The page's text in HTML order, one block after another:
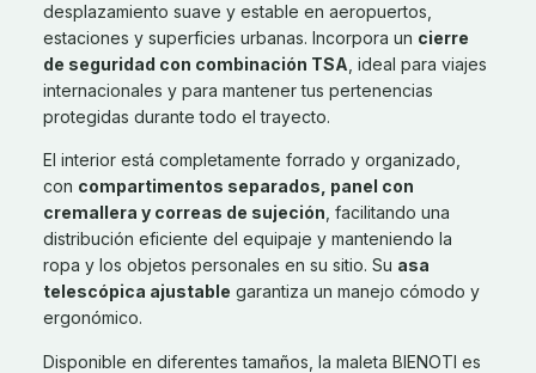
desplazamiento suave y estable en aeropuertos,
estaciones y superficies urbanas. Incorpora un cierre
de seguridad con combinación TSA , ideal para viajes
internacionales y para mantener tus pertenencias
protegidas durante todo el trayecto.
El interior está completamente forrado y organizado,
con compartimentos separados, panel con
cremallera y correas de sujeción, facilitando una
distribución eficiente del equipaje y manteniendo la
ropa y los objetos personales en su sitio. Su asa
telescópica ajustable garantiza un manejo cómodo y
ergonómico.
Disponible en diferentes tamaños, la maleta BIENOTI es